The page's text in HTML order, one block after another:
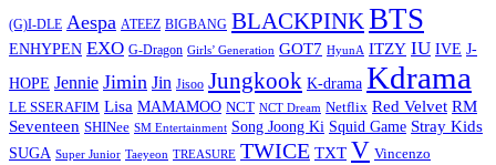
(G)I-DLE Aespa ATEEZ BIGBANG BLACKPINKBTS
ENHYPEN EXO G-Dragon Girls’ Generation GOT7 HyunA ITZY IU IVE J-
HOPE Jennie Jimin Jin Jisoo Jungkook K-drama Kdrama
LE SSERAFIM Lisa MAMAMOO NCT NCT Dream Netflix Red Velvet RM
Seventeen SHINee SM Entertainment Song Joong Ki Squid Game Stray Kids
SUGA Super Junior Taeyeon TREASURE TWICE TXT V Vincenzo